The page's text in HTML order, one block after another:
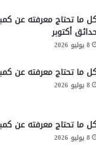
ما تحتاج معرفته عن
أكتوبر
8 يوليو 2026
ما تحتاج معرفته عن
8 يوليو 2026
ما تحتاج معرفته عن
8 يوليو 2026